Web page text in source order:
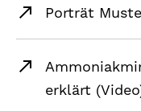
Porträt
erklärt